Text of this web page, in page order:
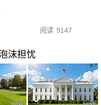
阅读 9147
沫担忧